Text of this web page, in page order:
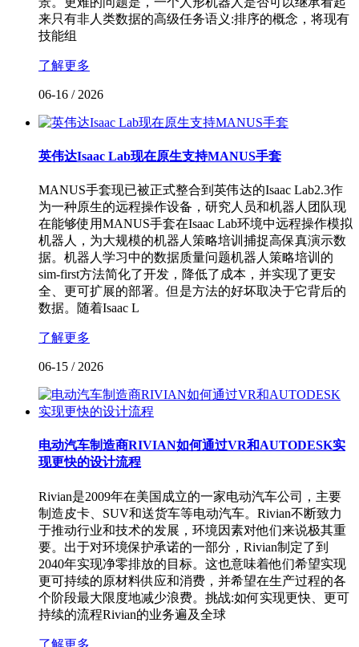
来只有非人类数据的高级任务语义:排序的概念，将现有
技能组
了解更多
06-16 / 2026
英伟达Isaac Lab现在原生支持MANUS手套
MANUS手套现已被正式整合到英伟达的Isaac Lab2.3作
为一种原生的远程操作设备，研究人员和机器人团队现
在能够使用MANUS手套在Isaac Lab环境中远程操作模拟
机器人，为大规模的机器人策略培训捕捉高保真演示数
据。‍机器人学习中的数据质量问题机器人策略培训的
sim-first方法简化了开发，降低了成本，并实现了更安
全、更可扩展的部署。但是方法的好坏取决于它背后的
数据。随着Isaac L
了解更多
06-15 / 2026
电动汽车制造商RIVIAN如何通过VR和AUTODESK实
现更快的设计流程
Rivian是2009年在美国成立的一家电动汽车公司，主要
制造皮卡、SUV和送货车等电动汽车。Rivian不断致力
于推动行业和技术的发展，环境因素对他们来说极其重
要。出于对环境保护承诺的一部分，Rivian制定了到
2040年实现净零排放的目标。这也意味着他们希望实现
更可持续的原材料供应和消费，并希望在生产过程的各
个阶段最大限度地减少浪费。挑战:如何实现更快、更可
持续的流程Rivian的业务遍及全球
了解更多